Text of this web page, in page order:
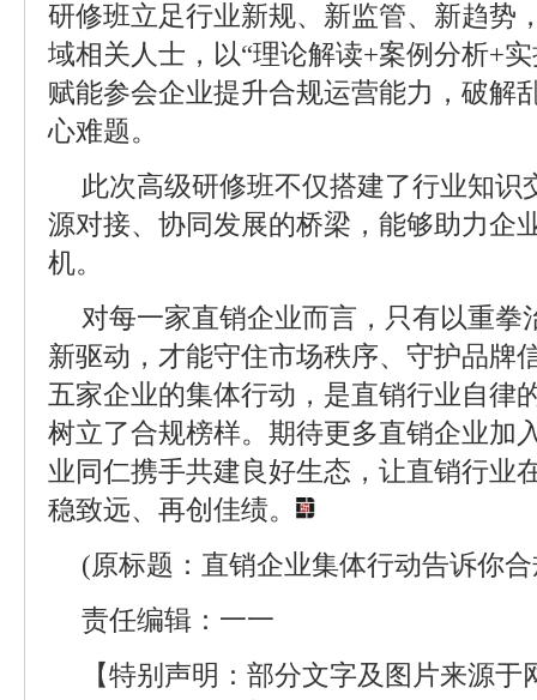
研修班立足行业新规、新监管、新趋势
域相关人士，以“理论解读+案例分析+
赋能参会企业提升合规运营能力，破解
心难题。
此次高级研修班不仅搭建了行业知识
源对接、协同发展的桥梁，能够助力企
机。
对每一家直销企业而言，只有以重拳
新驱动，才能守住市场秩序、守护品牌
五家企业的集体行动，是直销行业自律
树立了合规榜样。期待更多直销企业加
业同仁携手共建良好生态，让直销行业
稳致远、再创佳绩。
(原标题：直销企业集体行动告诉你
责任编辑：一一
【特别声明：部分文字及图片来源